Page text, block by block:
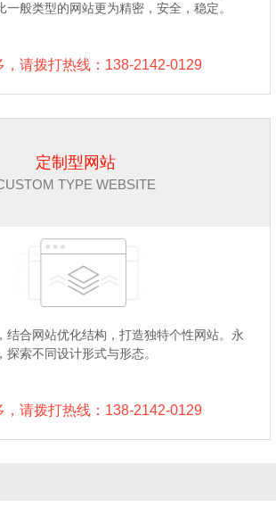
一般类型的网站更为精密，安全，稳定。
，请拨打热线：138-2142-0129
定制型网站
TYPE WEBSITE
结合网站优化结构，打造独特个性网站。永
索不同设计形式与形态。
，请拨打热线：138-2142-0129